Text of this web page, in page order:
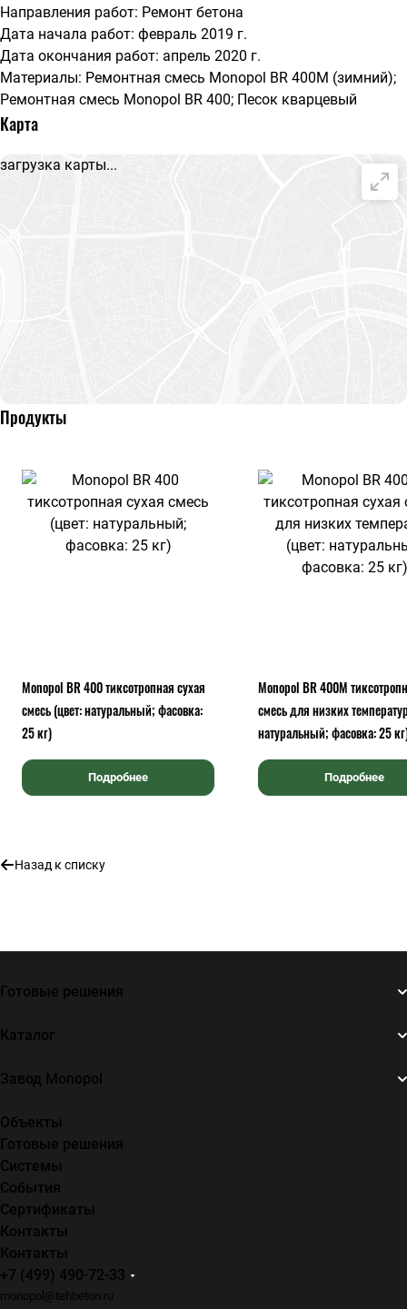
Направления работ: Ремонт бетона
Дата начала работ: февраль 2019 г.
Дата окончания работ: апрель 2020 г.
Материалы: Ремонтная смесь Monopol BR 400М (зимний);
Ремонтная смесь Monopol BR 400; Песок кварцевый
Карта
загрузка карты...
Продукты
Monopol BR 400 тиксотропная сухая
смесь (цвет: натуральный; фасовка:
25 кг)
Подробнее
Monopol BR 400М
смесь для низких
натуральный; фасовка: 25
Подробнее
Назад к списку
Готовые решения
Каталог
Завод Monopol
Объекты
Готовые решения
Системы
События
Сертификаты
Контакты
Контакты
+7 (499) 490-72-33
monopol@tehbeton.ru